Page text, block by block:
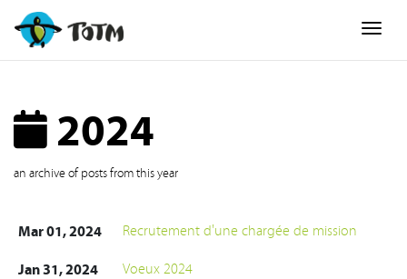
2024
an archive of posts from this year
Mar 01, 2024 Recrutement d'une chargée de mission
Jan 31, 2024 Voeux 2024